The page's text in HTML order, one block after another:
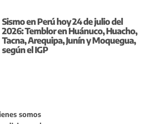
Sismo en Perú hoy 24 de julio del
2026: Temblor en Huánuco, Huacho,
Tacna, Arequipa, Junín y Moquegua,
según el IGP
somos